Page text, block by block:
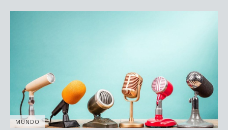
MUNDO